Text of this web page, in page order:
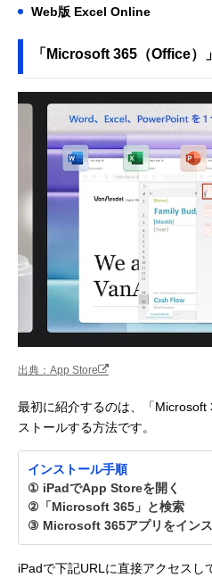
Web版 Excel Online
「Microsoft 365（Office）
出典：App Store
最初に紹介するのは、「
ストールする方法です。
インストール手順
① iPadでApp Storeを開く
②「Microsoft 365」と検索
③ Microsoft 365アプリをイン
iPadで下記URLに直接アクセスし